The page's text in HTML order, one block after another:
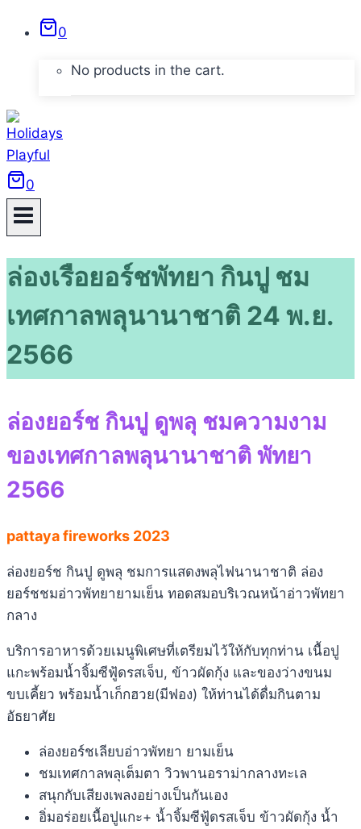
0
No products in the cart.
0
ล่องเรือยอร์ชพัทยา กินปู ชม
เทศกาลพลุนานาชาติ 24 พ.ย.
2566
ล่องยอร์ช กินปู ดูพลุ ชมความงาม
ของเทศกาลพลุนานาชาติ พัทยา
2566
pattaya fireworks 2023
ล่องยอร์ช กินปู ดูพลุ ชมการแสดงพลุไฟนานาชาติ ล่อง
ยอร์ชชมอ่าวพัทยายามเย็น ทอดสมอบริเวณหน้าอ่าวพัทยา
กลาง
บริการอาหารด้วยเมนูพิเศษที่เตรียมไว้ให้กับทุกท่าน เนื้อปู
แกะพร้อมน้ำจิ้มซีฟู้ดรสเจ็บ, ข้าวผัดกุ้ง และของว่างขนม
ขบเคี้ยว พร้อมน้ำเก็กฮวย(มีฟอง) ให้ท่านได้ดื่มกินตาม
อัธยาศัย
ล่องยอร์ชเลียบอ่าวพัทยา ยามเย็น
ชมเทศกาลพลุเต็มตา วิวพานอราม่ากลางทะเล
สนุกกับเสียงเพลงอย่างเป็นกันเอง
อิ่มอร่อยเนื้อปูแกะ+ น้ำจิ้มซีฟู้ดรสเจ็บ ข้าวผัดกุ้ง น้ำ